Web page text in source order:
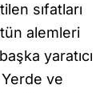
sıfatları
alemleri
yaratıcı
ve